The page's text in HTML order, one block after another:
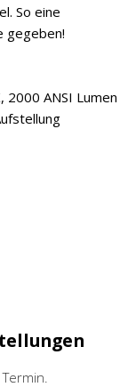
So eine
gegeben!
2000 ANSI Lumen